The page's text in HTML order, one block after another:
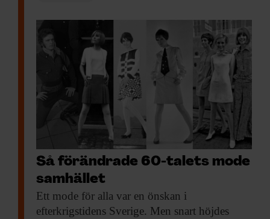
Så förändrade 60-talets mode
samhället
Ett mode för alla var en önskan i
efterkrigstidens Sverige. Men snart höjdes